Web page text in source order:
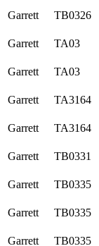
Garrett TB0326
Garrett TA03
Garrett TA03
Garrett TA3164
Garrett TA3164
Garrett TB0331
Garrett TB0335
Garrett TB0335
Garrett TB0335